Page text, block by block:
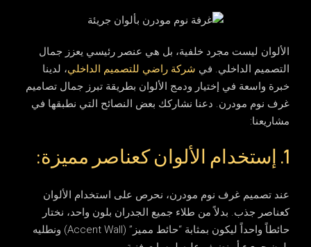
الألوان ليست مجرد خلفية، بل هي عنصر رئيسي يعزز جمال
التصميم الداخلي. في شركة راضي للتصميم الداخلي، لدينا
خبرة واسعة في إختيار ودمج الألوان بطريقة تبرز جمالتصاميم
غرف نوم مودرن. دعنا نشاركك بعض النصائح التي نطبقها في
مشاريعنا:
1. إستخدام الألوان كعناصر مميزة:
عندتصميم غرف نوم مودرن، نحرص على استخدام الألوان
كعناصر جذب. بدلاً من طلاء جميع الجدران بلون واحد، نختار
حائطاً واحداً ليكون بمثابة “حائط مميز” (Accent Wall) ونطليه